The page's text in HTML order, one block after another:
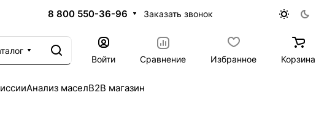
8 800 550-36-96 Заказать звонок
Войти
Сравнение Избранное Корзина
Анализ маселB2B магазин